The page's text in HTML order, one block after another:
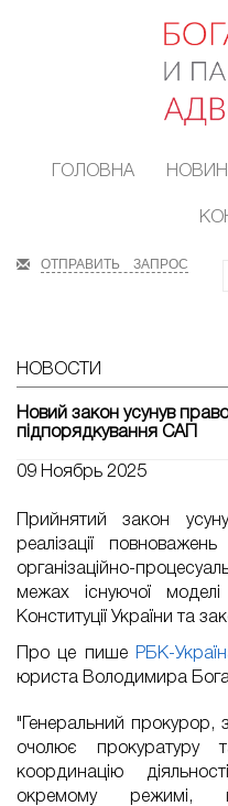
ГОЛОВНА
ОТПРАВИТЬ ЗАПРОС
НОВОСТИ
Новий закон усунув
підпорядкування САП
09 Ноябрь 2025
Прийнятий закон
реалізації
організаційно-
межах існуючої
Конституції України та
Про це пише РБК-
юриста Володимира
"Генеральний прокурор,
очолює прокуратуру
координацію
окремому режимі,